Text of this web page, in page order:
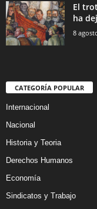
El
ha
8
CATEGORÍA POPULAR
Internacional
Nacional
Historia y Teoria
Derechos Humanos
Economía
Sindicatos y Trabajo